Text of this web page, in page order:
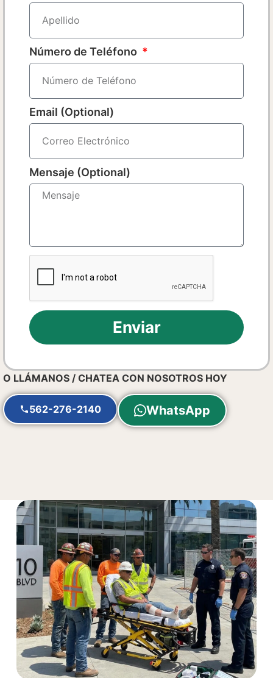
Número de Teléfono
Email (Optional)
Mensaje (Optional)
Enviar
O LLÁMANOS / CHATEA CON NOSOTROS HOY
562-276-2140 WhatsApp